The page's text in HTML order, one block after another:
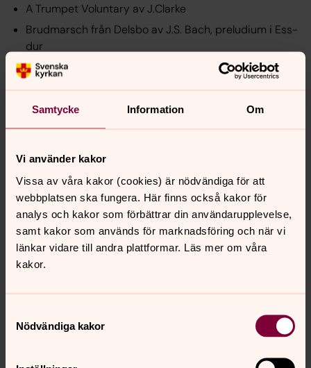
Samtycke Information Om
Vi använder kakor
Vissa av våra kakor (cookies) är nödvändiga för att
webbplatsen ska fungera. Här finns också kakor för
analys och kakor som förbättrar din användarupplevelse,
samt kakor som används för marknadsföring och när vi
länkar vidare till andra plattformar. Läs mer om våra
kakor.
Nödvändiga kakor
A Trumpet Voluntary av J.Clarke
Brudmarsch från Delsbo av J.S. Bach, preludium i Ess-
dur
Sånger som är vanliga och fina är:
Det vackraste av Nanne & Peter Grönvall/Maria
Rådsten
För kärlekens skull av Kenneth & Ted Gärdestad
I folkviseton av Nils Ferlin/Torgny Björk
Kärleken förde oss samman av Ulf Lundell
Kärleksvisa av Sara Dawn Finer
Utan dina andetag av Kent
Senast ändrad 8 november 2016